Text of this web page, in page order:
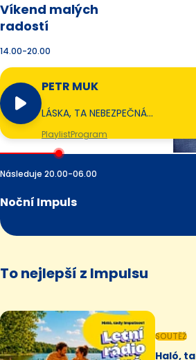
Víkend malých
radostí
14.00-20.00
PETR MUK
LÁSKA, TA NEBEZPEČNÁ…
PlaylistProgram
Následuje 20.00-06.00
Noční Impuls
To nejlepší z Impulsu
SOUTĚŽ
Haló,